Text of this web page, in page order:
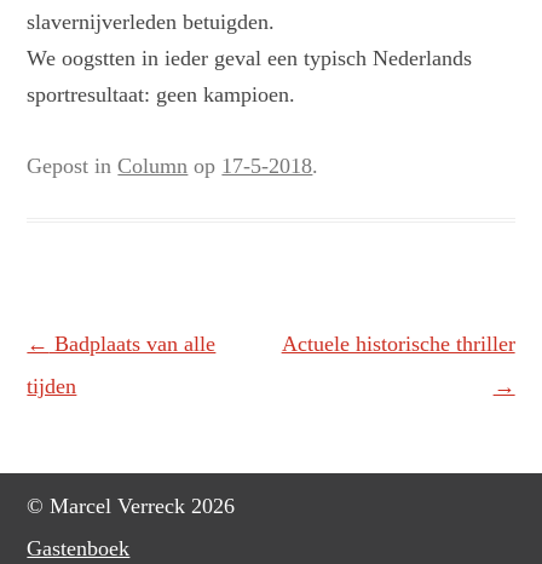
slavernijverleden betuigden.
We oogstten in ieder geval een typisch Nederlands
sportresultaat: geen kampioen.
Gepost inColumn op 17-5-2018.
Berichtnavigatie
← Badplaats van alle
tijden
Actuele historische thriller
→
© Marcel Verreck 2026
Gastenboek